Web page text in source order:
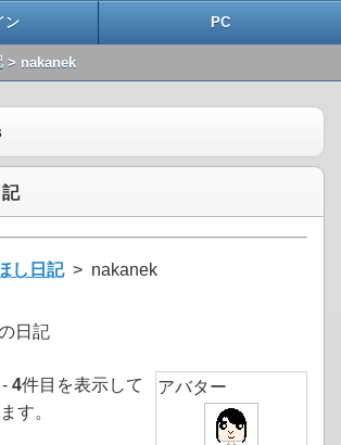
ン PC
> nakanek
し日記> nakanek
日記
- 4件目を表示して
す。
アバター